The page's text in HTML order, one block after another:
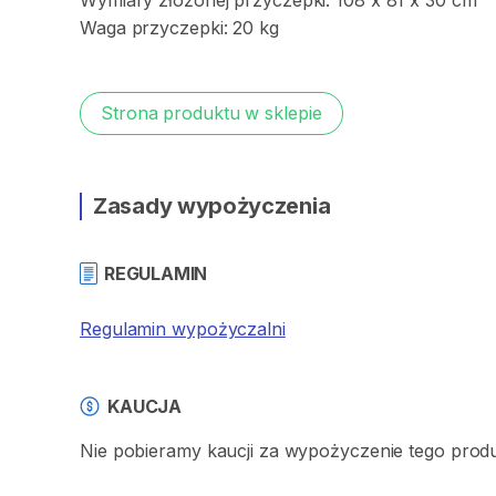
Waga przyczepki: 20 kg
Strona produktu w sklepie
Zasady wypożyczenia
REGULAMIN
Regulamin wypożyczalni
KAUCJA
Nie pobieramy kaucji za wypożyczenie tego